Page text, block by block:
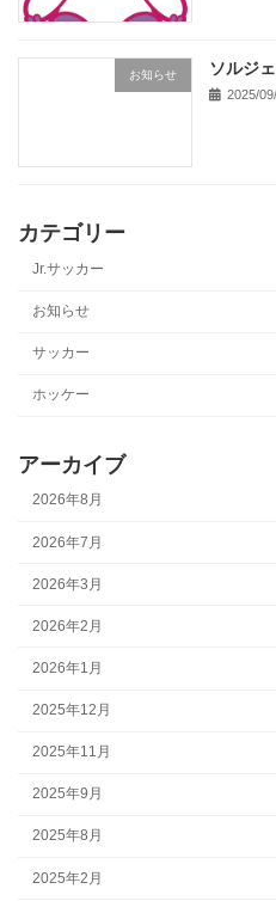
お知らせ ソルジ
2025/
カテゴリー
Jr.サッカー
お知らせ
サッカー
ホッケー
アーカイブ
2026年8月
2026年7月
2026年3月
2026年2月
2026年1月
2025年12月
2025年11月
2025年9月
2025年8月
2025年2月